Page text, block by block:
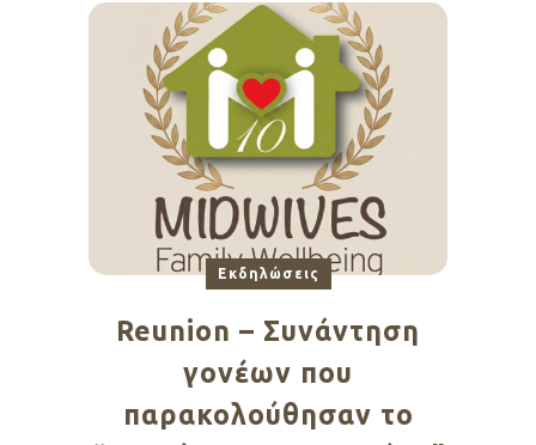
Εκδηλώσεις
Reunion – Συνάντηση
γονέων που
παρακολούθησαν το